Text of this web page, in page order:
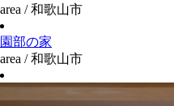
area / 和歌山市
園部の家
area / 和歌山市